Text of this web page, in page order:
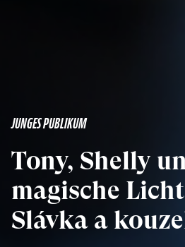
JUNGES PUBLIKUM
Tony, Shelly
magische
Slávka a